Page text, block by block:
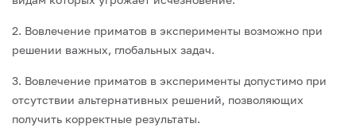
2. Вовлечение приматов в эксперименты возможно при
решении важных, гло­бальных задач.
3. Вовлечение приматов в эксперименты допустимо при
отсутствии альтернатив­ных решений, позволяющих
получить корректные результаты.